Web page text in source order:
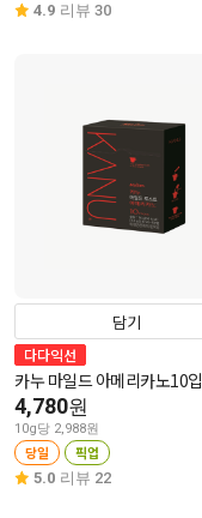
4.9 리뷰 30
담기
다다익선
카누 마일드 아메리카노10입
4,780원
10g당 2,988원
당일 픽업
5.0 리뷰 22